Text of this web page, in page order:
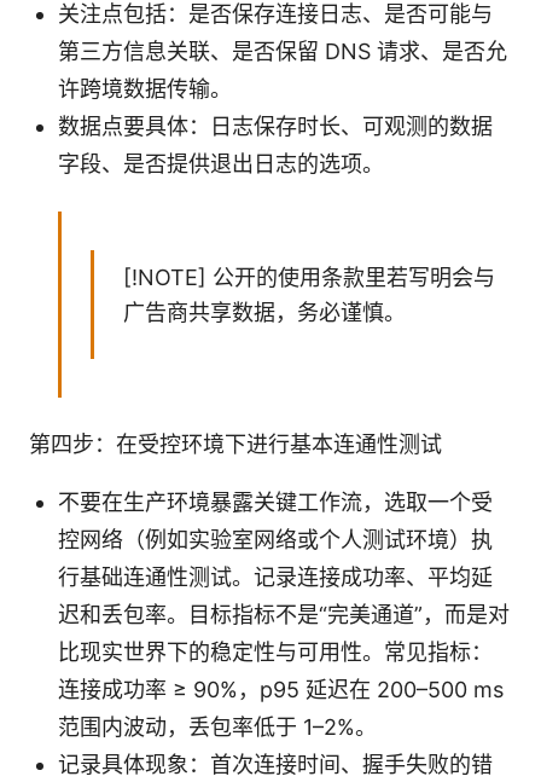
关注点包括：是否保存连接日志、是否可能与
第三方信息关联、是否保留 DNS 请求、是否允
许跨境数据传输。
数据点要具体：日志保存时长、可观测的数据
字段、是否提供退出日志的选项。
[!NOTE] 公开的使用条款里若写明会与
广告商共享数据，务必谨慎。
第四步：在受控环境下进行基本连通性测试
不要在生产环境暴露关键工作流，选取一个受
控网络（例如实验室网络或个人测试环境）执
行基础连通性测试。记录连接成功率、平均延
迟和丢包率。目标指标不是“完美通道”，而是对
比现实世界下的稳定性与可用性。常见指标：
连接成功率 ≥ 90%，p95 延迟在 200–500 ms
范围内波动，丢包率低于 1–2%。
记录具体现象：首次连接时间、握手失败的错